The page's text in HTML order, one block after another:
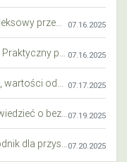
07.16.2025
07.16.2025
07.17.2025
07.19.2025
07.20.2025